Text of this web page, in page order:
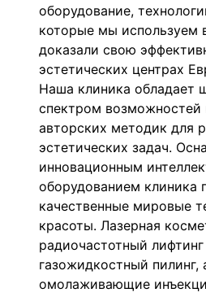
оборудование,
которые мы используем
доказали свою
эстетических центрах
Наша клиника обладает
спектром возможностей
авторских методик для
эстетических задач.
инновационным
оборудованием клиника
качественные мировые
красоты. Лазерная
радиочастотный
газожидкостный пилинг,
омолаживающие